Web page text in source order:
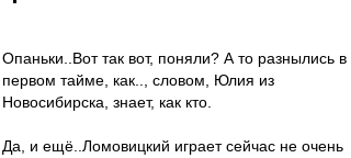
Опаньки..Вот так вот, поняли? А то разнылись в
первом тайме, как.., словом, Юлия из
Новосибирска, знает, как кто.
Да, и ещё..Ломовицкий играет сейчас не очень